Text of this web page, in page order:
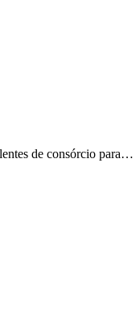
de consórcio para…